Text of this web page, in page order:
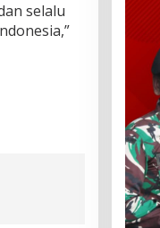
selalu